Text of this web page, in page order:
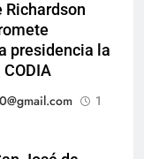
Richardson
presidencia la
1